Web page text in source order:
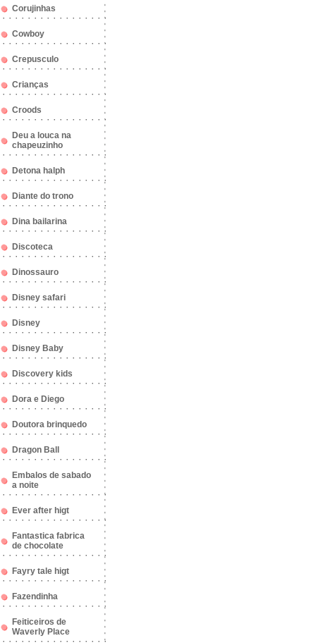
Corujinhas
Cowboy
Crepusculo
Crianças
Croods
Deu a louca na
chapeuzinho
Detona halph
Diante do trono
Dina bailarina
Discoteca
Dinossauro
Disney safari
Disney
Disney Baby
Discovery kids
Dora e Diego
Doutora brinquedo
Dragon Ball
Embalos de sabado
a noite
Ever after higt
Fantastica fabrica
de chocolate
Fayry tale higt
Fazendinha
Feiticeiros de
Waverly Place